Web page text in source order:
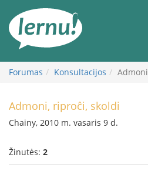
turinį
Forumas Konsultacijos
Admoni, riproĉi, skoldi
Chainy, 2010 m. vasaris 9 d.
Žinutės: 2